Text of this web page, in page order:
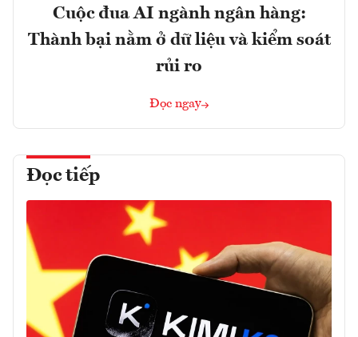
Cuộc đua AI ngành ngân hàng:
Thành bại nằm ở dữ liệu và kiểm soát
rủi ro
Đọc ngay
Đọc tiếp